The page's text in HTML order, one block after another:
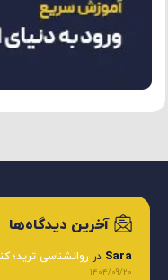
آخرین دیدگاه‌ها
Sara در روانشناسی ترید؛
1404/09/20